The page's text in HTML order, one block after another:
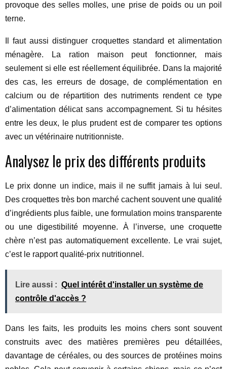
provoque des selles molles, une prise de poids ou un poil
terne.
Il faut aussi distinguer croquettes standard et alimentation
ménagère. La ration maison peut fonctionner, mais
seulement si elle est réellement équilibrée. Dans la majorité
des cas, les erreurs de dosage, de complémentation en
calcium ou de répartition des nutriments rendent ce type
d’alimentation délicat sans accompagnement. Si tu hésites
entre les deux, le plus prudent est de comparer tes options
avec un vétérinaire nutritionniste.
Analysez le prix des différents produits
Le prix donne un indice, mais il ne suffit jamais à lui seul.
Des croquettes très bon marché cachent souvent une qualité
d’ingrédients plus faible, une formulation moins transparente
ou une digestibilité moyenne. À l’inverse, une croquette
chère n’est pas automatiquement excellente. Le vrai sujet,
c’est le rapport qualité-prix nutritionnel.
Lire aussi : Quel intérêt d'installer un système de
contrôle d'accès ?
Dans les faits, les produits les moins chers sont souvent
construits avec des matières premières peu détaillées,
davantage de céréales, ou des sources de protéines moins